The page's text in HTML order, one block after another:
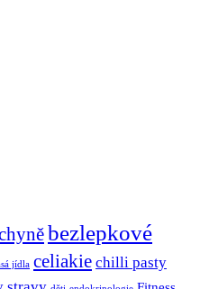
bezlepkové
jídla celiakie chilli pasty